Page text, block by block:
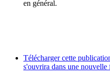
en général.
Télécharger cette
s'ouvrira dans une nouvelle